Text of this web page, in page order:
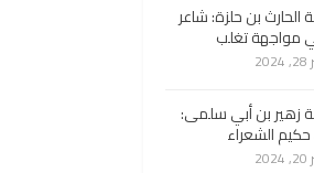
الحارث بن حلزة: شاعر
مواجهة تغلب
زهير بن أبي سلمى:
الشعراء